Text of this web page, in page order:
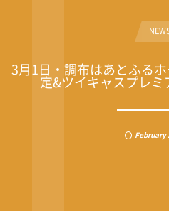
3月1日・調布はあとふる
定&ツイキャスプレミ
February